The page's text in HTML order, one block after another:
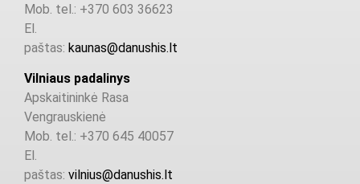
Mob. tel.: +370 603 36623
El.
paštas: kaunas@danushis.lt
Vilniaus padalinys
Apskaitininkė Rasa
Vengrauskienė
Mob. tel.: +370 645 40057
El.
paštas: vilnius@danushis.lt